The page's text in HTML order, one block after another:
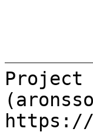
Project
https://